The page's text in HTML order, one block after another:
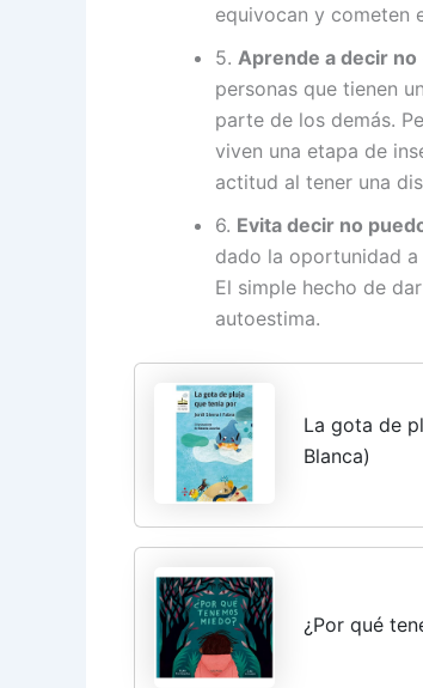
equivocan y cometen
5. Aprende a decir no
personas que tienen
parte de los demás.
viven una etapa de
actitud al tener una
6. Evita decir no
dado la oportunidad
El simple hecho de
autoestima.
La gota de
Blanca)
¿Por qué